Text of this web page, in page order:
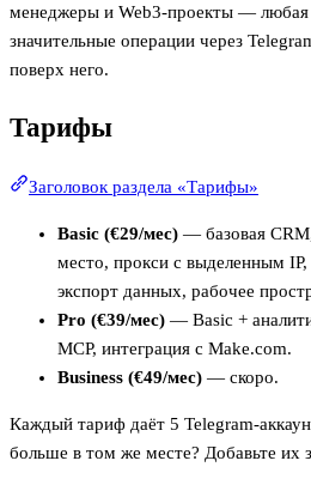
менеджеры и Web3-проекты — любая
значительные операции через
поверх него.
Тарифы
Заголовок раздела «Тарифы»
Basic (€29/мес) — базовая
место, прокси с выделенным
экспорт данных, рабочее
Pro (€39/мес) — Basic +
MCP, интеграция с Make.com.
Business (€49/мес) — скоро.
Каждый тариф даёт 5 Telegram-
больше в том же месте? Добавьте их